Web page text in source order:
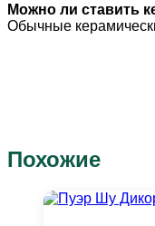
Можно ли ставить
Обычные
Похожие